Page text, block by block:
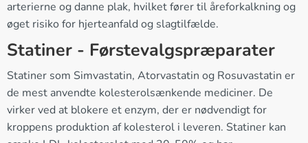
arterierne og danne plak, hvilket fører til åreforkalkning og
øget risiko for hjerteanfald og slagtilfælde.
Statiner - Førstevalgspræparater
Statiner som Simvastatin, Atorvastatin og Rosuvastatin er
de mest anvendte kolesterolsænkende mediciner. De
virker ved at blokere et enzym, der er nødvendigt for
kroppens produktion af kolesterol i leveren. Statiner kan